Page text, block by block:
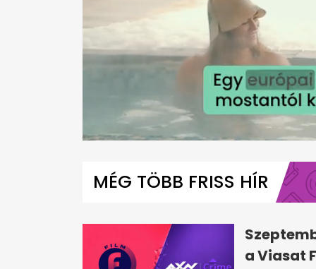
secondsVolume
MÉG TÖBB FRISS HÍR
a Viasat